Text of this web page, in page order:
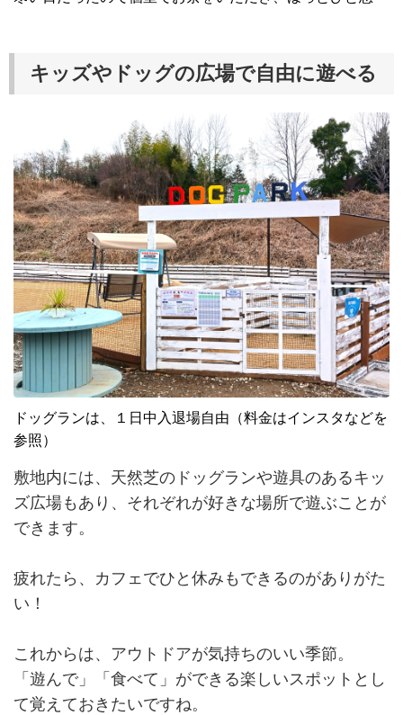
キッズやドッグの広場で自由に遊べる
ドッグランは、１日中入退場自由（料金はインスタなどを
参照）
敷地内には、天然芝のドッグランや遊具のあるキッ
ズ広場もあり、それぞれが好きな場所で遊ぶことが
できます。
疲れたら、カフェでひと休みもできるのがありがた
い！
これからは、アウトドアが気持ちのいい季節。
「遊んで」「食べて」ができる楽しいスポットとし
て覚えておきたいですね。